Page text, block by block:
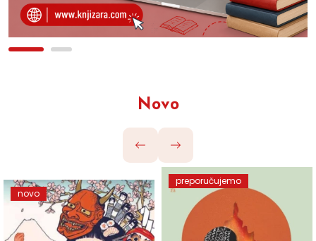
Novo
novo
preporučujemo